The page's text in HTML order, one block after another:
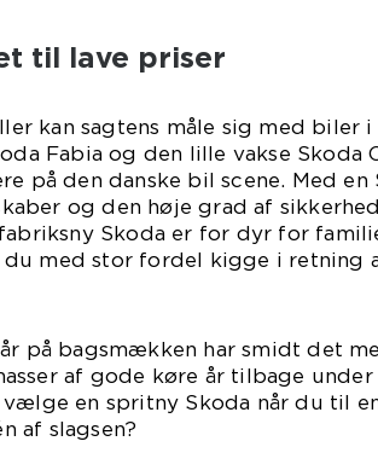
til lave priser
kan sagtens måle sig med biler
Fabia og den lille vakse Skoda
på den danske bil scene. Med en
og den høje grad af
Skoda er for dyr for
med stor fordel kigge i retning
på bagsmækken har smidt det
af gode køre år tilbage under
en spritny Skoda når du til
af slagsen?